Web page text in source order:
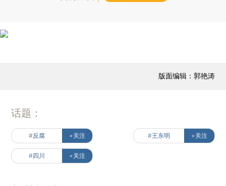
版面编辑：郭艳涛
话题：
#反腐 +关注 #王东明 +关注
#四川 +关注